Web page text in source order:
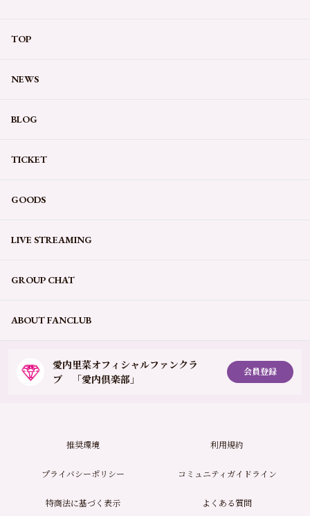
TOP
NEWS
BLOG
TICKET
GOODS
LIVE STREAMING
GROUP CHAT
ABOUT FANCLUB
愛内里菜オフィシャルファンクラ
ブ 「愛内倶楽部」
会員登録
推奨環境 利用規約
プライバシーポリシー コミュニティガイドライン
特商法に基づく表示 よくある質問